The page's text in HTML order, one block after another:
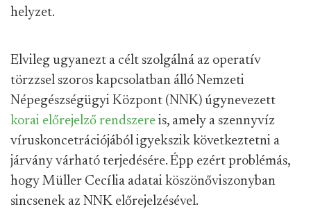
helyzet.
Elvileg ugyanezt a célt szolgálná az operatív
törzzsel szoros kapcsolatban álló Nemzeti
Népegészségügyi Központ (NNK) úgynevezett
korai előrejelző rendszere is, amely a szennyvíz
víruskoncetrációjából igyekszik következtetni a
járvány várható terjedésére. Épp ezért problémás,
hogy Müller Cecília adatai köszönőviszonyban
sincsenek az NNK előrejelzésével.